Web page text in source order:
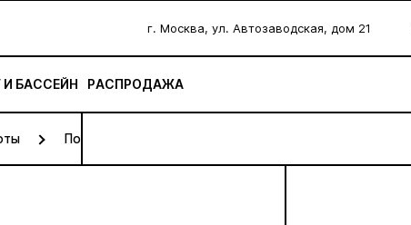
г. Москва, ул. Автозаводская, дом 21
БАССЕЙН РАСПРОДАЖА
Пояса и грузы для подводной охоты